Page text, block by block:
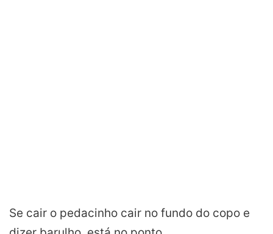
Se cair o pedacinho cair no fundo do copo e